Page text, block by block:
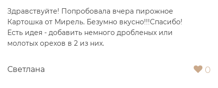
Здравствуйте! Попробовала вчера пирожное
Картошка от Мирель. Безумно вкусно!!!Спасибо!
Есть идея - добавить немного дробленых или
молотых орехов в 2 из них.
Светлана 0